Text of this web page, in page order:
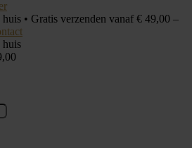
• Gratis verzenden vanaf € 49,00 –
huis